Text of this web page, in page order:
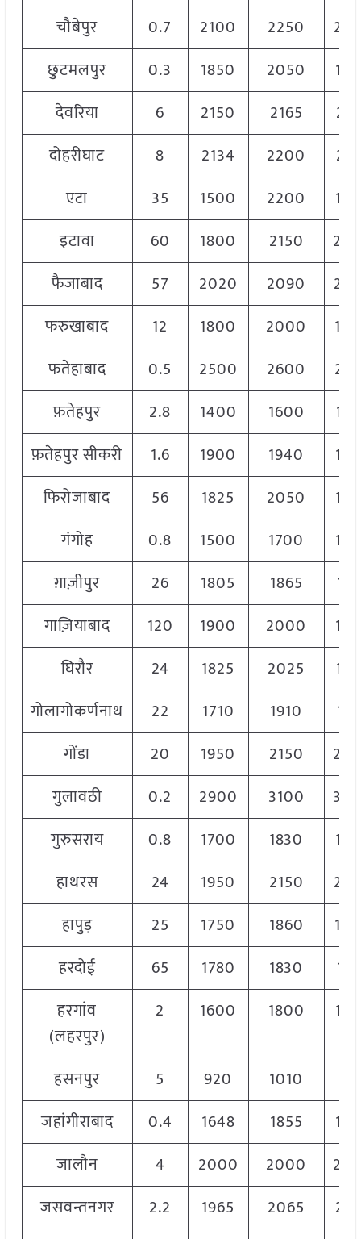
चौबेपुर
0.7 2100 2250
छुटमलपुर
0.3 1850 2050
देवरिया
6 2150 2165
दोहरीघाट
8 2134 2200
एटा
35 1500 2200
इटावा
60 1800 2150
फैजाबाद
57 2020 2090
फरुखाबाद
12 1800 2000
फतेहाबाद
0.5 2500 2600
फ़तेहपुर
2.8 1400 1600
फ़तेहपुर सीकरी
1.6 1900 1940
फिरोजाबाद
56 1825 2050
गंगोह
0.8 1500 1700
ग़ाज़ीपुर
26 1805 1865
गाज़ियाबाद
120 1900 2000
घिरौर
24 1825 2025
गोलागोकर्णनाथ
22 1710 1910
गोंडा
20 1950 2150
गुलावठी
0.2 2900 3100
गुरुसराय
0.8 1700 1830
हाथरस
24 1950 2150
हापुड़
25 1750 1860
हरदोई
65 1780 1830
हरगांव
(लहरपुर)
2 1600 1800
हसनपुर 5 920 1010
जहांगीराबाद
0.4 1648 1855
जालौन
4 2000 2000
जसवन्तनगर
2.2 1965 2065